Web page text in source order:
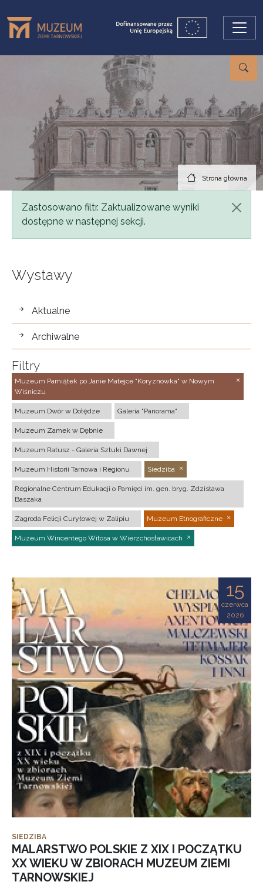
Strona główna
Komunikat
Zastosowano filtr. Zaktualizowane wyniki
dostępne w następnej sekcji.
Wystawy
wystawy
Aktualne
Archiwalne
Filtry
Muzeum Pamiątek po Janie Matejce "Koryznówka" w Nowym
Wiśniczu
Muzeum Dwór w Dołędze Galeria "Panorama"
Muzeum Zamek w Dębnie
Muzeum Ratusz - Galeria Sztuki Dawnej
Muzeum Historii Tarnowa i Regionu Siedziba
Regionalne Centrum Edukacji o Pamięci im. gen. bryg. Zdzisława
Baszaka
Zagroda Felicji Curyłowej w Zalipiu Muzeum Etnograficzne
Muzeum Wincentego Witosa w Wierzchosławicach
15
czerwca
2026
SIEDZIBA
MALARSTWO POLSKIE Z XIX I POCZĄTKU
XX WIEKU W ZBIORACH MUZEUM ZIEMI
TARNOWSKIEJ